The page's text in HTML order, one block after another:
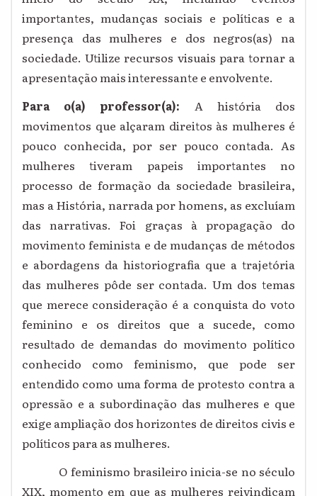
importantes, mudanças sociais e políticas e a
presença das mulheres e dos negros(as) na
sociedade. Utilize recursos visuais para tornar a
apresentação mais interessante e envolvente.
Para o(a) professor(a): A história dos
movimentos que alçaram direitos às mulheres é
pouco conhecida, por ser pouco contada. As
mulheres tiveram papeis importantes no
processo de formação da sociedade brasileira,
mas a História, narrada por homens, as excluíam
das narrativas. Foi graças à propagação do
movimento feminista e de mudanças de métodos
e abordagens da historiografia que a trajetória
das mulheres pôde ser contada. Um dos temas
que merece consideração é a conquista do voto
feminino e os direitos que a sucede, como
resultado de demandas do movimento político
conhecido como feminismo, que pode ser
entendido como uma forma de protesto contra a
opressão e a subordinação das mulheres e que
exige ampliação dos horizontes de direitos civis e
políticos para as mulheres.
O feminismo brasileiro inicia-se no século
XIX, momento em que as mulheres reivindicam